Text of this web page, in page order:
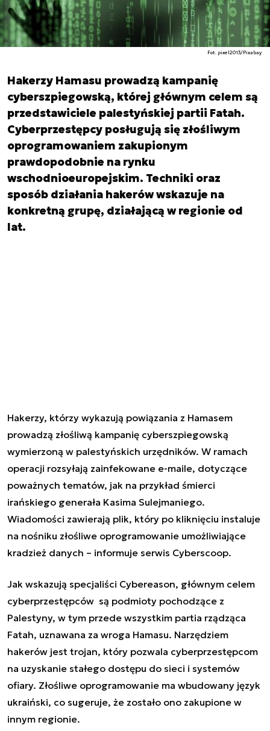
Fot. pixel2013/Pixabay
Hakerzy Hamasu prowadzą kampanię
cyberszpiegowską, której głównym celem są
przedstawiciele palestyńskiej partii Fatah.
Cyberprzestępcy posługują się złośliwym
oprogramowaniem zakupionym
prawdopodobnie na rynku
wschodnioeuropejskim. Techniki oraz
sposób działania hakerów wskazuje na
konkretną grupę, działającą w regionie od
lat.
Hakerzy, którzy wykazują powiązania z Hamasem
prowadzą złośliwą kampanię cyberszpiegowską
wymierzoną w palestyńskich urzędników. W ramach
operacji rozsyłają zainfekowane e-maile, dotyczące
poważnych tematów, jak na przykład śmierci
irańskiego generała Kasima Sulejmaniego.
Wiadomości zawierają plik, który po kliknięciu instaluje
na nośniku złośliwe oprogramowanie umożliwiające
kradzież danych – informuje serwis Cyberscoop.
Jak wskazują specjaliści Cybereason, głównym celem
cyberprzestępców są podmioty pochodzące z
Palestyny, w tym przede wszystkim partia rządząca
Fatah, uznawana za wroga Hamasu. Narzędziem
hakerów jest trojan, który pozwala cyberprzestępcom
na uzyskanie stałego dostępu do sieci i systemów
ofiary. Złośliwe oprogramowanie ma wbudowany język
ukraiński, co sugeruje, że zostało ono zakupione w
innym regionie.